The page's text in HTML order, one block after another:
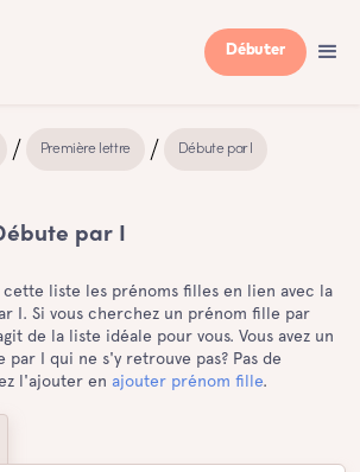
Débuter
Première lettre Débute par I
par I
cette liste les prénoms filles en lien avec la
I. Si vous cherchez un prénom fille par
de la liste idéale pour vous. Vous avez un
par I qui ne s'y retrouve pas? Pas de
l'ajouter en ajouter prénom fille.